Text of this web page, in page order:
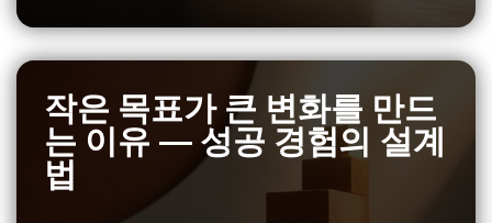
작은 목표가 큰 변화를 만드
는 이유 — 성공 경험의 설계
법